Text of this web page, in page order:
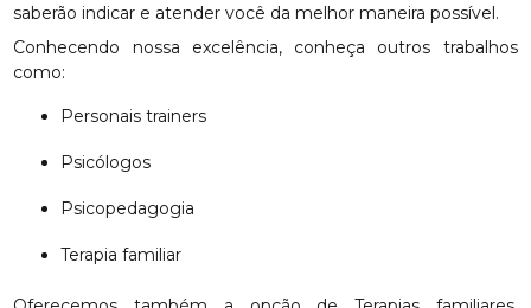
saberão indicar e atender você da melhor maneira possível.
Conhecendo nossa excelência, conheça outros trabalhos
como:
Personais trainers
Psicólogos
Psicopedagogia
Terapia familiar